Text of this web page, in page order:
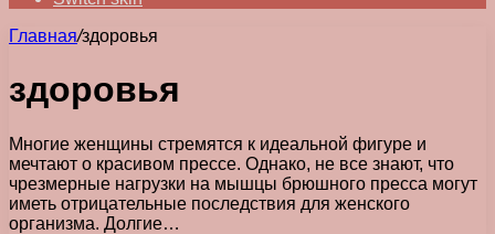
Главная/здоровья
здоровья
Многие женщины стремятся к идеальной фигуре и
мечтают о красивом прессе. Однако, не все знают, что
чрезмерные нагрузки на мышцы брюшного пресса могут
иметь отрицательные последствия для женского
организма. Долгие…